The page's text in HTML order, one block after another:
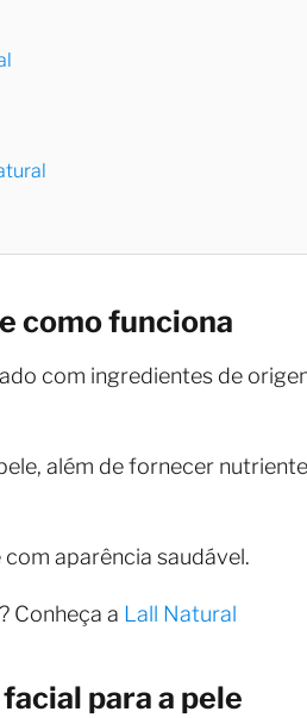
como funciona
com ingredientes de
além de fornecer
aparência saudável.
Conheça a Lall Natural
para a pele